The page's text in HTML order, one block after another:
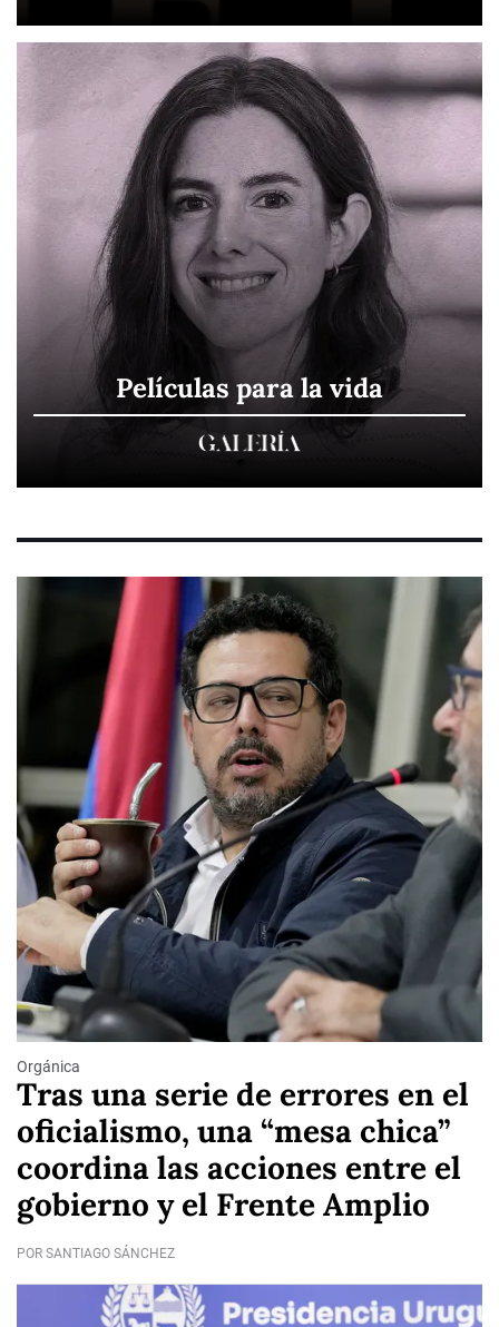
Películas para la vida
Orgánica
Tras una serie de errores en el
oficialismo, una “mesa chica”
coordina las acciones entre el
gobierno y el Frente Amplio
POR SANTIAGO SÁNCHEZ